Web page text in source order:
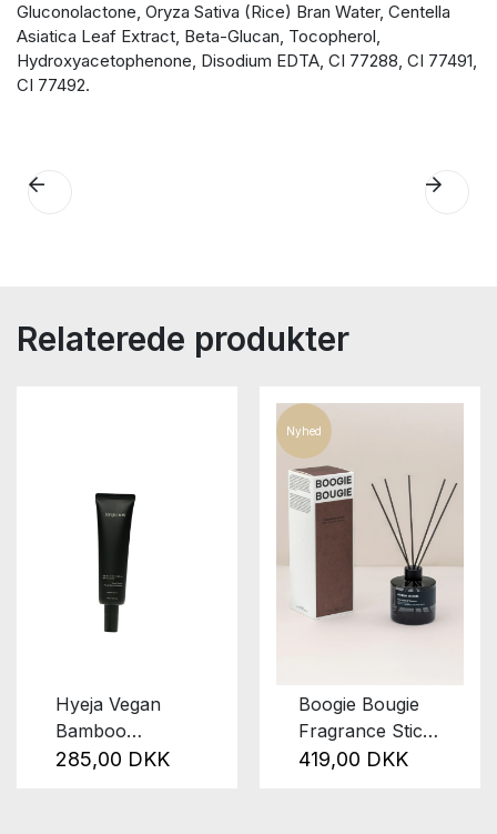
Gluconolactone, Oryza Sativa (Rice) Bran Water, Centella
Asiatica Leaf Extract, Beta-Glucan, Tocopherol,
Hydroxyacetophenone, Disodium EDTA, CI 77288, CI 77491,
CI 77492.
Relaterede produkter
Hyeja Vegan
Bamboo
Sunscreen
285,00 DKK
Nyhed
Boogie Bougie
Fragrance Sticks
Dark
419,00 DKK